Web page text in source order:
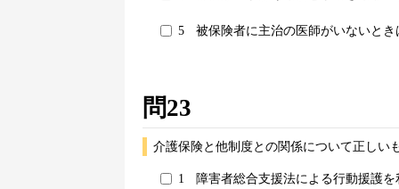
5 被保険者に主治の医師がいないと
問23
介護保険と他制度との関係について正しい
1
障害者総合支援法による行動援護